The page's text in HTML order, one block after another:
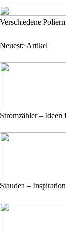
Verschiedene
Neueste Artikel
Stromzähler –
Stauden –